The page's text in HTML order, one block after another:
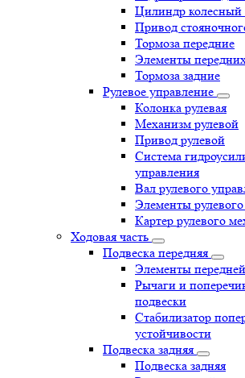
Цилиндр колесный
Привод
Тормоза передние
Элементы
Тормоза задние
Рулевое управление
Колонка рулевая
Механизм рулевой
Привод рулевой
Система
управления
Вал рулевого
Элементы
Картер рулевого
Ходовая часть
Подвеска передняя
Элементы
Рычаги и
подвески
Стабилизатор
устойчивости
Подвеска задняя
Подвеска задняя